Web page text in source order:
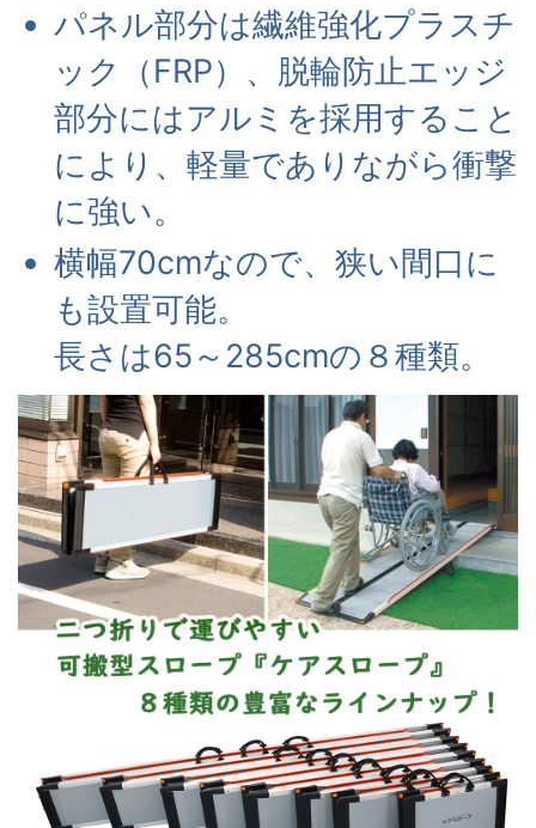
パネル部分は繊維強化プラスチ
ック（FRP）、脱輪防止エッジ
部分にはアルミを採用すること
により、軽量でありながら衝撃
に強い。
横幅70cmなので、狭い間口に
も設置可能。
長さは65～285cmの８種類。